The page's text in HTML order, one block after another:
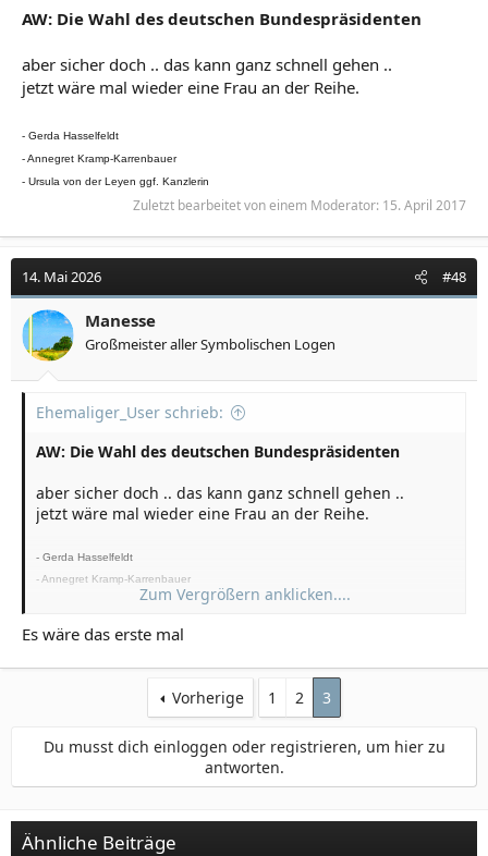
AW: Die Wahl des deutschen Bundespräsidenten
aber sicher doch .. das kann ganz schnell gehen ..
jetzt wäre mal wieder eine Frau an der Reihe.
- Gerda Hasselfeldt
- Annegret Kramp-Karrenbauer
- Ursula von der Leyen ggf. Kanzlerin
Zuletzt bearbeitet von einem Moderator: 15. April 2017
14. Mai 2026 #48
Manesse
Großmeister aller Symbolischen Logen
Ehemaliger_User schrieb:
AW: Die Wahl des deutschen Bundespräsidenten
aber sicher doch .. das kann ganz schnell gehen ..
jetzt wäre mal wieder eine Frau an der Reihe.
- Gerda Hasselfeldt
- Annegret Kramp-Karrenbauer
- Ursula von der Leyen ggf. KanzlerinZum Vergrößern anklicken....
Es wäre das erste mal
Vorherige 1 2 3
Du musst dich einloggen oder registrieren, um hier zu
antworten.
Ähnliche Beiträge